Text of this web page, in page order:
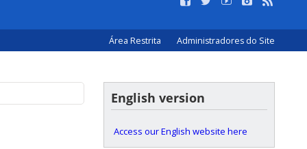
Área Restrita Administradores do Site
English version
Access our English website here